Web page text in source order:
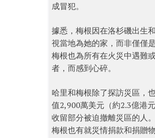
成冒犯。
據悉，梅根因在洛杉磯出生
視當地為她的家，而非僅僅是
梅根也為所有在火災中遇難
者，而感到心碎。
哈里和梅根除了探訪災區，
值2,900萬美元（約2.3億港
收留部分被迫撤離災區的人
梅根也有就災情捐款和捐贈物